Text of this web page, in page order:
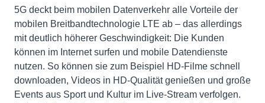
5G deckt beim mobilen Datenverkehr alle Vorteile der
mobilen Breitbandtechnologie LTE ab – das allerdings
mit deutlich höherer Geschwindigkeit: Die Kunden
können im Internet surfen und mobile Datendienste
nutzen. So können sie zum Beispiel HD-Filme schnell
downloaden, Videos in HD-Qualität genießen und große
Events aus Sport und Kultur im Live-Stream verfolgen.